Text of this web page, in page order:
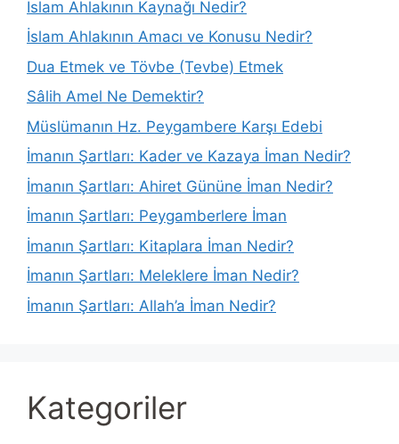
İslam Ahlakının Kaynağı Nedir?
İslam Ahlakının Amacı ve Konusu Nedir?
Dua Etmek ve Tövbe (Tevbe) Etmek
Sâlih Amel Ne Demektir?
Müslümanın Hz. Peygambere Karşı Edebi
İmanın Şartları: Kader ve Kazaya İman Nedir?
İmanın Şartları: Ahiret Gününe İman Nedir?
İmanın Şartları: Peygamberlere İman
İmanın Şartları: Kitaplara İman Nedir?
İmanın Şartları: Meleklere İman Nedir?
İmanın Şartları: Allah’a İman Nedir?
Kategoriler